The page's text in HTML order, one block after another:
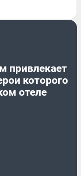
привлекает
которого
отеле